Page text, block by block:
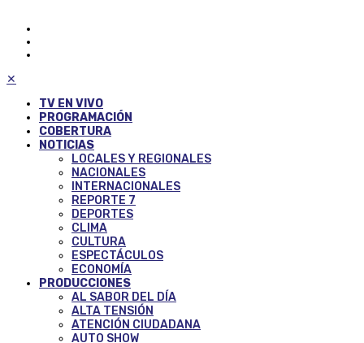
✕
TV EN VIVO
PROGRAMACIÓN
COBERTURA
NOTICIAS
LOCALES Y REGIONALES
NACIONALES
INTERNACIONALES
REPORTE 7
DEPORTES
CLIMA
CULTURA
ESPECTÁCULOS
ECONOMÍA
PRODUCCIONES
AL SABOR DEL DÍA
ALTA TENSIÓN
ATENCIÓN CIUDADANA
AUTO SHOW